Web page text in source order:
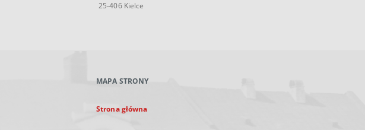
25-406 Kielce
MAPA STRONY
Strona główna